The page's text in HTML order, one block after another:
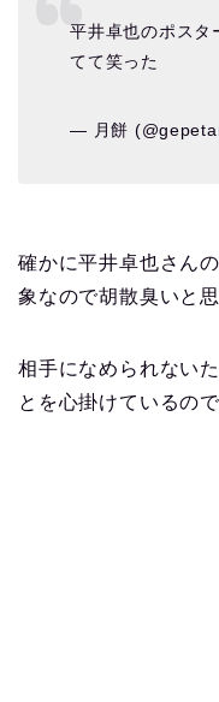
平井卓也のポスタ
てて笑った
— 月餅
確かに平井卓也さん
象なので胡散臭いと
相手になめられない
とを心掛けているの